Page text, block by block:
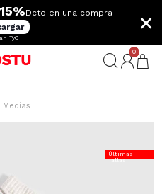
15%Dcto en una compra
TyC
×
0
Medias
Últimas
Tallas